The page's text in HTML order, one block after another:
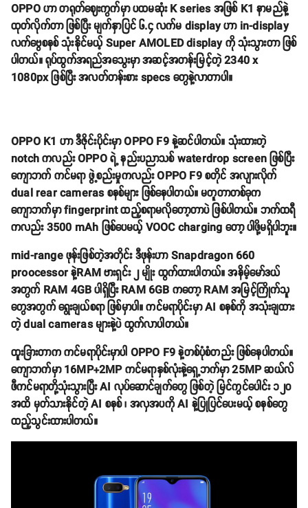
OPPO ဟာ တရုတ်ဈေးကွက်မှာ ပထမဆုံး K series အဖြစ် K1 နာမည်နဲ့
ထုတ်လိုက်တာ ဖြစ်ပြီး မျက်နှာပြင် ၆.၄ လက်မ display ဟာ in-display
လက်ဗွေစနစ် သုံးနိုင်မယ့် Super AMOLED display ကို သုံးသွားတာ ဖြစ်
ပါတယ်။ ရုပ်ထွက်အရည်အသွေးမှာ အဆင့်အတန်းမြင့်တဲ့ 2340 x
1080px ဖြစ်ပြီး အလတ်တန်းစား specs တွေနဲ့လာတာပါ။
OPPO K1 ဟာ ဒီဇိုင်းပိုင်းမှာ OPPO F9 နဲ့ဆင်ပါတယ်။ သုံးထားတဲ့
notch ကလည်း OPPO ရဲ့ နည်းပညာသစ် waterdrop screen ဖြစ်ပြီး
ကျောဘက် ကင်မရာ ဖွဲ့စည်းမှုကလည်း OPPO F9 စတိုင် အလျားလိုက်
dual rear cameras စနစ်များ ဖြစ်နေပါတယ်။ မတူတာတစ်ခုက
ကျောဘက်မှာ fingerprint ထည့်စရာမလိုတော့တာပဲ ဖြစ်ပါတယ်။ ဘက်ထရီ
ကလည်း 3500 mAh ဖြစ်ပေမယ့် VOOC charging တော့ ပါဖို့မရှိပါဘူး။
mid-range ဖုန်းဖြစ်တဲ့အတိုင်း ဒီဖုန်းဟာ Snapdragon 660
proocessor နဲ့RAM ဗားရှင်း ၂ မျိုး ထွက်ထားပါတယ်။ အနိမ့်မော်ဒယ်
အတွက် RAM 4GB ပါရှိပြီး RAM 6GB ကတော့ RAM အမြင့်ကြိုက်သူ
တွေအတွက် ရွေးချယ်စရာ ဖြစ်မှာပါ။ ကင်မရာပိုင်းမှာ AI စနစ်ကို အသုံးချထား
တဲ့ dual cameras များနဲ့ပဲ ထွက်လာပါတယ်။
ထူးခြားတာက ကင်မရာပိုင်းမှာပါ OPPO F9 နဲ့တစ်ပုံစံတည်း ဖြစ်နေပါတယ်။
ကျောဘက်မှာ 16MP+2MP ကင်မရာနှစ်လုံးနဲ့ရှေ့ဘက်မှာ 25MP ဆယ်လ်
ဖီကင်မရာတို့သုံးသွားပြီး AI လုပ်ဆောင်ချက်တွေ ဖြစ်တဲ့ မြင်ကွင်ပေါင်း ၁၂၀
အထိ မှတ်သားနိုင်တဲ့ AI စနစ် ၊ အလှအပကို AI နဲ့ပြုပြင်ပေးမယ့် စနစ်တွေ
ထည့်သွင်းထားပါတယ်။